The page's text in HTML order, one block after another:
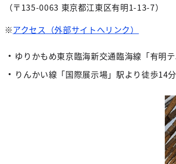
（〒135-0063 東京都江東区有明1-13-7）
※アクセス（外部サイトへリンク）
ゆりかもめ東京臨海新交通臨海線「有明
りんかい線「国際展示場」駅より徒歩14分